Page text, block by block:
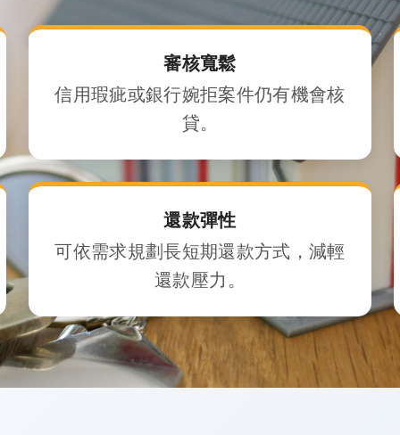
審核寬鬆
信用瑕疵或銀行婉拒案件仍有機會核
貸。
還款彈性
可依需求規劃長短期還款方式，減輕
還款壓力。